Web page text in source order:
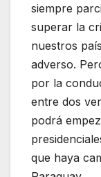
siempre
superar la
nuestros
adverso.
por la
entre dos
podrá
que haya